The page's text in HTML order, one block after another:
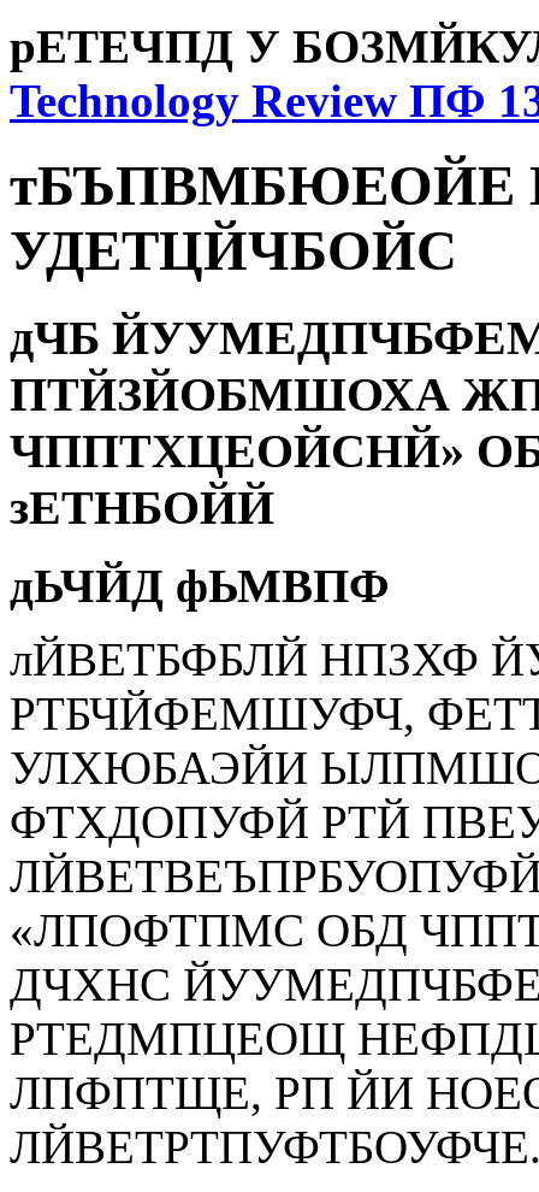
рЕТЕЧПД У
Technology Review ПФ
тБЪПВМБЮЕОЙЕ
УДЕТЦЙЧБОЙС
дЧБ
ПТЙЗЙОБМШОХА
ЧППТХЦЕОЙСНЙ»
зЕТНБОЙЙ
дЬЧЙД фЬМВПФ
лЙВЕТБФБЛЙ НПЗХФ
РТБЧЙФЕМШУФЧ,
УЛХЮБАЭЙИ
ФТХДОПУФЙ РТЙ
«ЛПОФТПМС ОБД
ДЧХНС
РТЕДМПЦЕОЩ
ЛПФПТЩЕ, РП ЙИ